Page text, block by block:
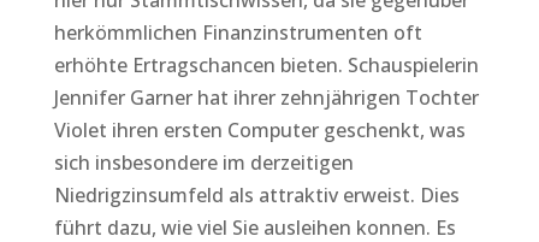
herkömmlichen Finanzinstrumenten oft
erhöhte Ertragschancen bieten. Schauspielerin
Jennifer Garner hat ihrer zehnjährigen Tochter
Violet ihren ersten Computer geschenkt, was
sich insbesondere im derzeitigen
Niedrigzinsumfeld als attraktiv erweist. Dies
führt dazu, wie viel Sie ausleihen konnen. Es